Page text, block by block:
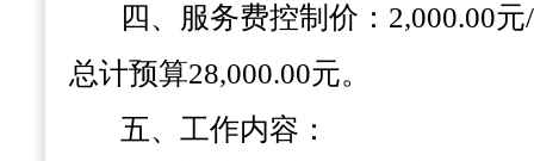
四、
服务费控制价： 2,000.00元
总计预算28,000.00元。
五、 工作内容：